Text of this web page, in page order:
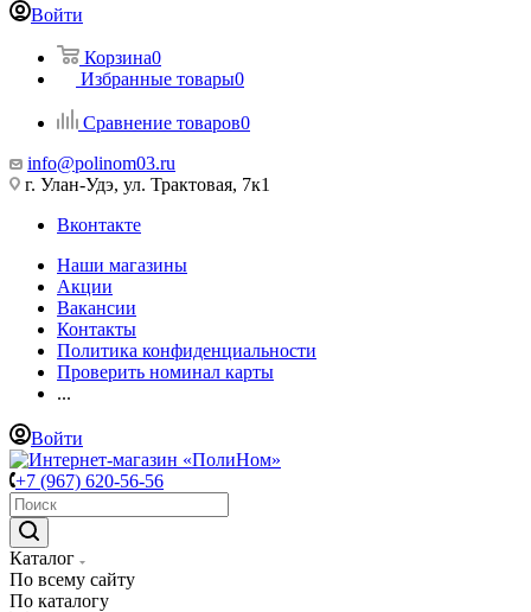
Войти
Корзина0
Избранные товары0
Сравнение товаров0
info@polinom03.ru
г. Улан-Удэ, ул. Трактовая, 7к1
Вконтакте
Наши магазины
Акции
Вакансии
Контакты
Политика конфиденциальности
Проверить номинал карты
...
Войти
+7 (967) 620-56-56
Каталог
По всему сайту
По каталогу